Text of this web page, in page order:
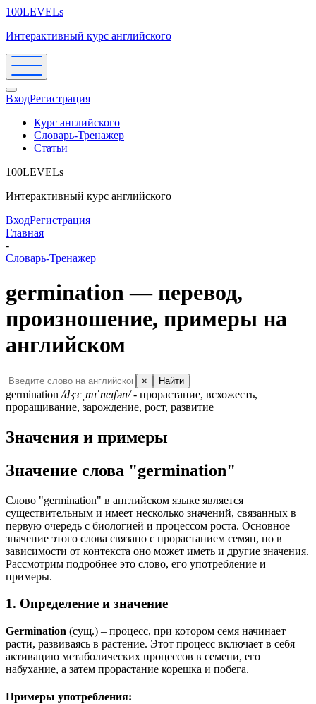
100LEVELs
Интерактивный курс английского
ВходРегистрация
Курс английского
Словарь-Тренажер
Статьи
100LEVELs
Интерактивный курс английского
ВходРегистрация
Главная
-
Словарь-Тренажер
germination — перевод,
произношение, примеры на
английском
× Найти
germination /dʒɜːˌmɪˈneɪʃən/- прорастание, всхожесть,
проращивание, зарождение, рост, развитие
Значения и примеры
Значение слова "germination"
Слово "germination" в английском языке является
существительным и имеет несколько значений, связанных в
первую очередь с биологией и процессом роста. Основное
значение этого слова связано с прорастанием семян, но в
зависимости от контекста оно может иметь и другие значения.
Рассмотрим подробнее это слово, его употребление и
примеры.
1. Определение и значение
Germination (сущ.) – процесс, при котором семя начинает
расти, развиваясь в растение. Этот процесс включает в себя
активацию метаболических процессов в семени, его
набухание, а затем прорастание корешка и побега.
Примеры употребления: